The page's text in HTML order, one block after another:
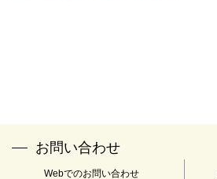
お問い合わせ
Webでのお問い合わせ